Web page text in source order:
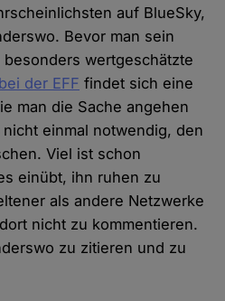
auf BlueSky,
Bevor man sein
wertgeschätzte
der EFF findet sich eine
man die Sache angehen
einmal notwendig, den
Viel ist schon
einübt, ihn ruhen zu
als andere Netzwerke
nicht zu kommentieren.
zu zitieren und zu